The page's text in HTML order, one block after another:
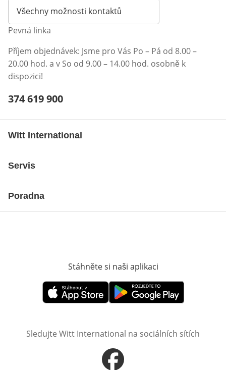
Všechny možnosti kontaktů
Pevná linka
Příjem objednávek: Jsme pro Vás Po – Pá od 8.00 –
20.00 hod. a v So od 9.00 – 14.00 hod. osobně k
dispozici!
Telefonní číslo:
374 619 900
Witt International
Servis
Poradna
Stáhněte si naši aplikaci
Otevře v novém okněOtevře v novém okně
Sledujte Witt International na sociálních sítích